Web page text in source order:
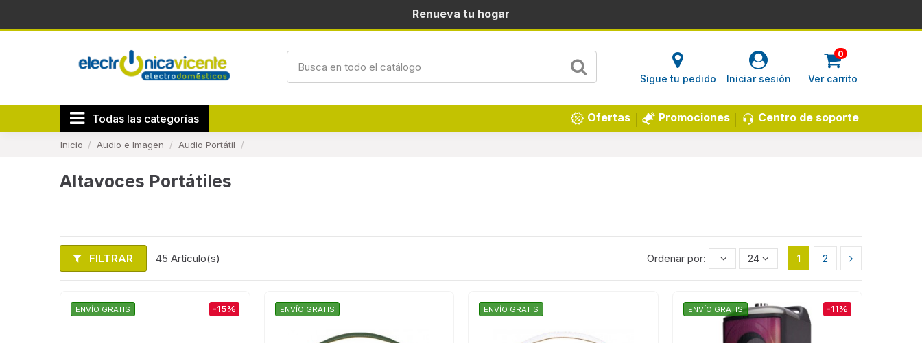
Renueva tu hogar
Sigue tu pedido Iniciar sesión
0
Ver carrito
Todas las categorías Centro de soporte
Promociones
Ofertas
Inicio Audio e Imagen Audio Portátil
Altavoces Portátiles
FILTRAR 45 Artículo(s) Ordenar por: 24 1 2
ENVÍO GRATIS -15% ENVÍO GRATIS ENVÍO GRATIS ENVÍO GRATIS -11%